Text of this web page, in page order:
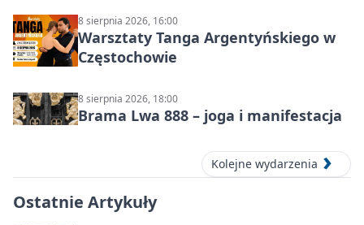
8 sierpnia 2026, 16:00
Warsztaty Tanga Argentyńskiego w
Częstochowie
8 sierpnia 2026, 18:00
Brama Lwa 888 – joga i manifestacja
Kolejne wydarzenia
Ostatnie Artykuły